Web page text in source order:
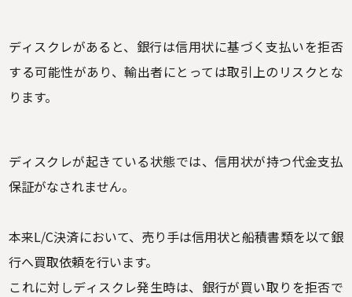
ディスクレがあると、銀行は信用状に基づく支払いを拒否
する可能性があり、輸出者にとっては取引上のリスクとな
ります。
ディスクレが起きている状態では、信用状が持つ代金支払
保証がなされません。
本来L/C決済において、売り手は信用状と船積書類を以て銀
行へ買取依頼を行います。
これに対しディスクレ発生時は、銀行が買い取りを拒否で